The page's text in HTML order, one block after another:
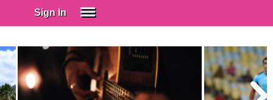
Sign In
Spanish (Spain)
Spanish (Latino)